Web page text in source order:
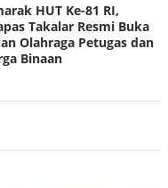
HUT Ke-81 RI,
Takalar Resmi Buka
Olahraga Petugas dan
Binaan